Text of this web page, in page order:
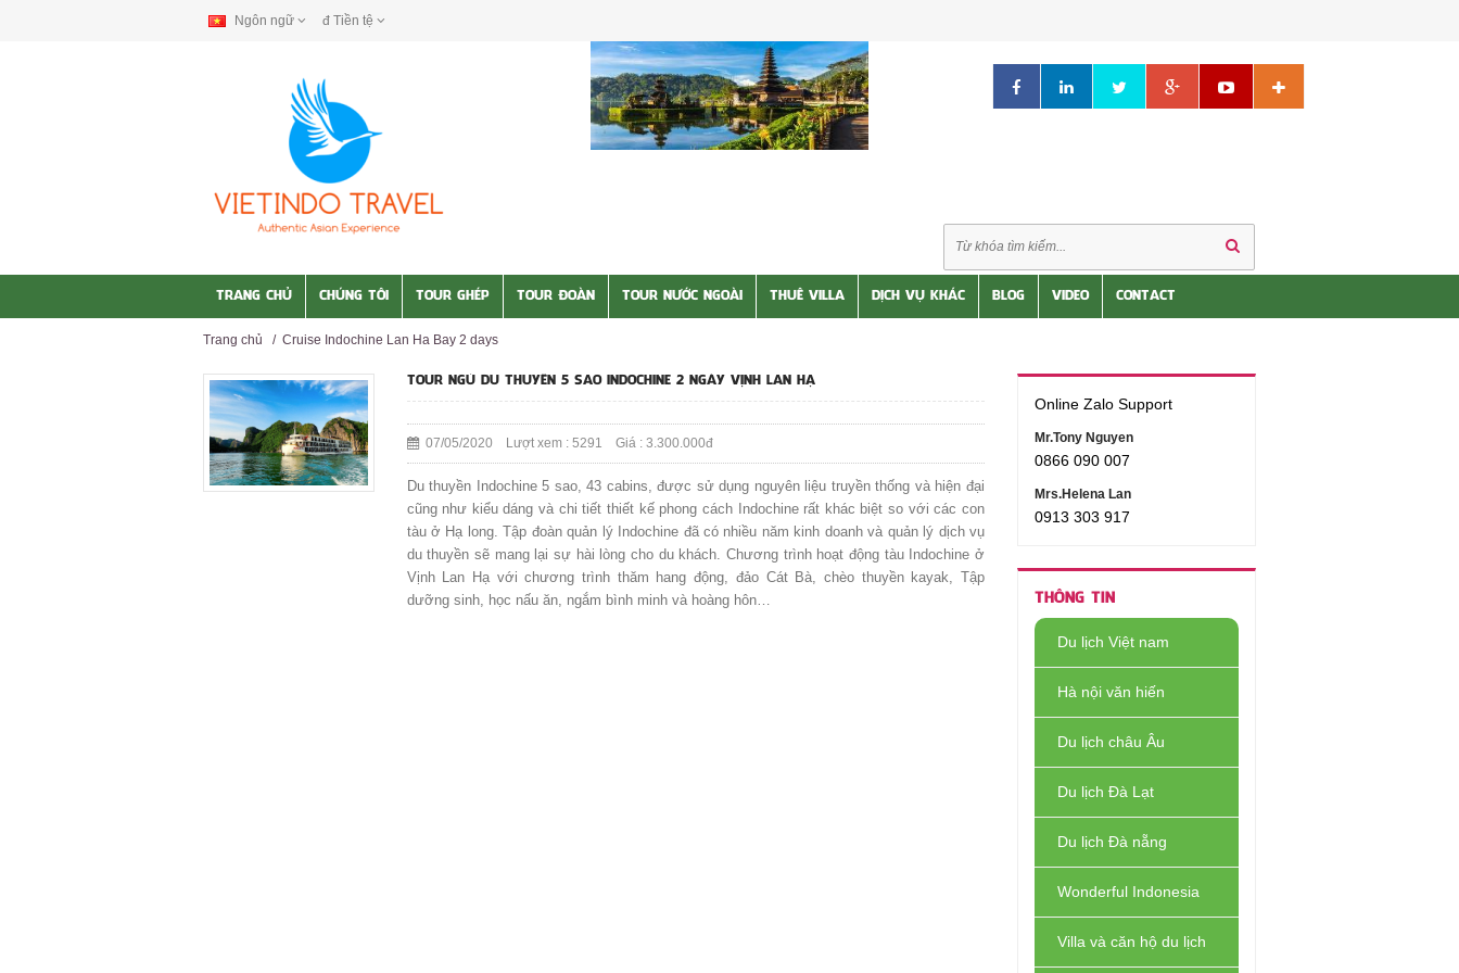
Ngôn ngữ đ Tiền tệ
TRANG CHỦ CHÚNG TÔI TOUR GHÉP TOUR ĐOÀN TOUR NƯỚC NGOÀI THUÊ VILLA DỊCH VỤ KHÁC BLOG VIDEO CONTACT
Trang chủ / Cruise Indochine Lan Ha Bay 2 days
TOUR NGỦ DU THUYỀN 5 SAO INDOCHINE 2 NGÀY VỊNH LAN HẠ
07/05/2020 Lượt xem : 5291 Giá : 3.300.000đ
Du thuyền Indochine 5 sao, 43 cabins, được sử dụng nguyên liệu truyền thống và hiện đại
cũng như kiểu dáng và chi tiết thiết kế phong cách Indochine rất khác biệt so với các con
tàu ở Hạ long. Tập đoàn quản lý Indochine đã có nhiều năm kinh doanh và quản lý dịch vụ
du thuyền sẽ mang lại sự hài lòng cho du khách. Chương trình hoạt động tàu Indochine ở
Vịnh Lan Hạ với chương trình thăm hang động, đảo Cát Bà, chèo thuyền kayak, Tập
dưỡng sinh, học nấu ăn, ngắm bình minh và hoàng hôn…
Online Zalo Support
Mr.Tony Nguyen
0866 090 007
Mrs.Helena Lan
0913 303 917
THÔNG TIN
Du lịch Việt nam
Hà nội văn hiến
Du lịch châu Âu
Du lịch Đà Lạt
Du lịch Đà nẵng
Wonderful Indonesia
Villa và căn hộ du lịch